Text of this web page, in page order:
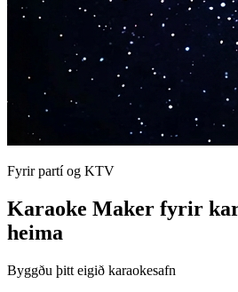
Fyrir partí og KTV
Karaoke Maker fyrir
heima
Byggðu þitt eigið karaokesafn